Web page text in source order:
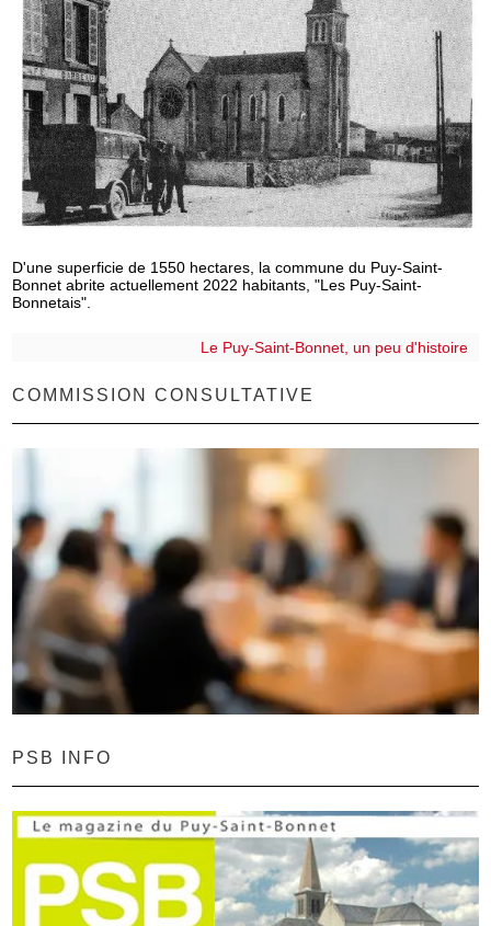
D'une superficie de 1550 hectares, la commune du Puy-Saint-
Bonnet abrite actuellement 2022 habitants, "Les Puy-Saint-
Bonnetais".
Le Puy-Saint-Bonnet, un peu d'histoire
COMMISSION CONSULTATIVE
PSB INFO